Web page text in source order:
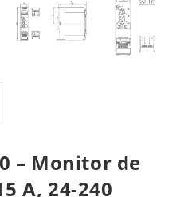
– Monitor de
A, 24-240